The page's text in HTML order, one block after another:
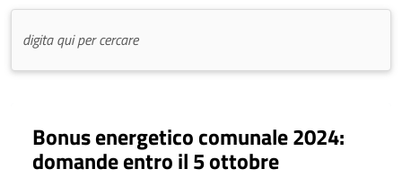
Bonus energetico comunale 2024:
domande entro il 5 ottobre